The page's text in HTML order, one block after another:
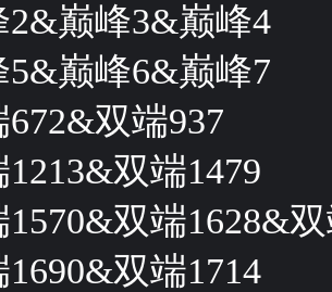
2&巅峰3&巅峰4
5&巅峰6&巅峰7
672&双端937
双端1479
1570&双端1628&
1690&双端1714